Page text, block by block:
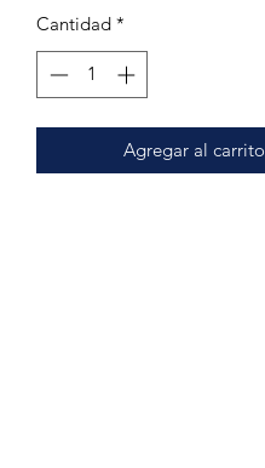
Cantidad *
Agregar al carrito